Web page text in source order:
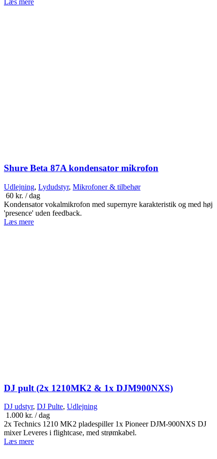
Læs mere
Shure Beta 87A kondensator mikrofon
Udlejning, Lydudstyr, Mikrofoner & tilbehør
60 kr. / dag
Kondensator vokalmikrofon med supernyre karakteristik og med høj
'presence' uden feedback.
Læs mere
DJ pult (2x 1210MK2 & 1x DJM900NXS)
DJ udstyr, DJ Pulte, Udlejning
1.000 kr. / dag
2x Technics 1210 MK2 pladespiller 1x Pioneer DJM-900NXS DJ
mixer Leveres i flightcase, med strømkabel.
Læs mere